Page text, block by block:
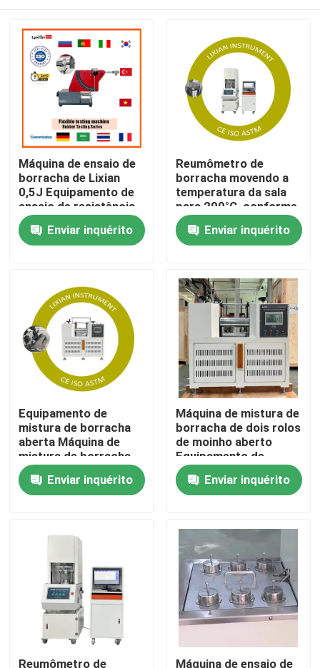
Produtos
programa de realidade virtual
Sobre nós
Visita à fábrica
Controle de qualidade
Notícia
casos
máquinas de testes do laboratório
Máquina de ensaio de
borracha de Lixian
0,5J Equipamento de
ensaio de resistência
à rebentação de
borracha flexível de
energia
Enviar inquérito
Reumômetro de
borracha movendo a
temperatura da sala
para 200°C, conforme
o padrão ISO 6502
Pressão 0,5 Mpa-0,65
Mpa
Enviar inquérito
Equipamento de
mistura de borracha
aberta Máquina de
mistura de borracha
de dois rolos com
garantia de 1 ano
Capacidade de
Enviar inquérito
Máquina de mistura de
borracha de dois rolos
de moinho aberto
Equipamento de
mistura de borracha
aberta com garantia
de 1 ano Capacidade
borracha de 0,3 a 2 kg
Enviar inquérito
Reumômetro de Máquina de ensaio de